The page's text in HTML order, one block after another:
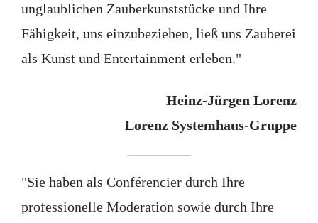
unglaublichen Zauberkunststücke und Ihre
Fähigkeit, uns einzubeziehen, ließ uns Zauberei
als Kunst und Entertainment erleben."
Heinz-Jürgen Lorenz
Lorenz Systemhaus-Gruppe
"Sie haben als Conférencier durch Ihre
professionelle Moderation sowie durch Ihre